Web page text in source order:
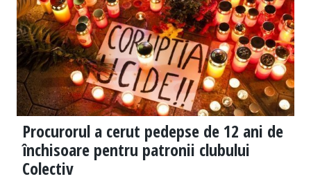
Procurorul a cerut pedepse de 12 ani de
închisoare pentru patronii clubului
Colectiv